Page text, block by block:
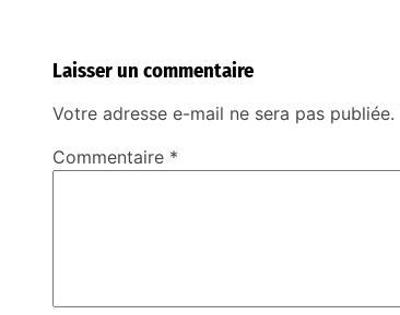
Laisser un commentaire
Votre adresse e-mail ne sera pas publiée.
Commentaire *